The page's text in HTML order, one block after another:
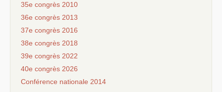
35e congrès 2010
36e congrès 2013
37e congrès 2016
38e congrès 2018
39e congrès 2022
40e congrès 2026
Conférence nationale 2014